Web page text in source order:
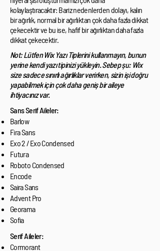
kolaylaştıracaktır: Bariz nedenlerden dolayı, kalın
bir ağırlık, normal bir ağırlıktan çok daha fazla dikkat
çekecektir ve bu ise, hafif bir ağırlıktan daha fazla
dikkat çekecektir.
Not: Lütfen Wix Yazı Tiplerini kullanmayın, bunun
yerine kendi yazı tipinizi yükleyin. Sebep şu: Wix
size sadece sınırlı ağırlıklar verirken, sizin işi doğru
yapabilmek için çok daha geniş bir aileye
ihtiyacınız var.
Sans Serif Aileler:
Barlow
Fira Sans
Exo 2 / Exo Condensed
Futura
Roboto Condensed
Encode
Saira Sans
Advent Pro
Georama
Sofia
Serif Aileler:
Cormorant